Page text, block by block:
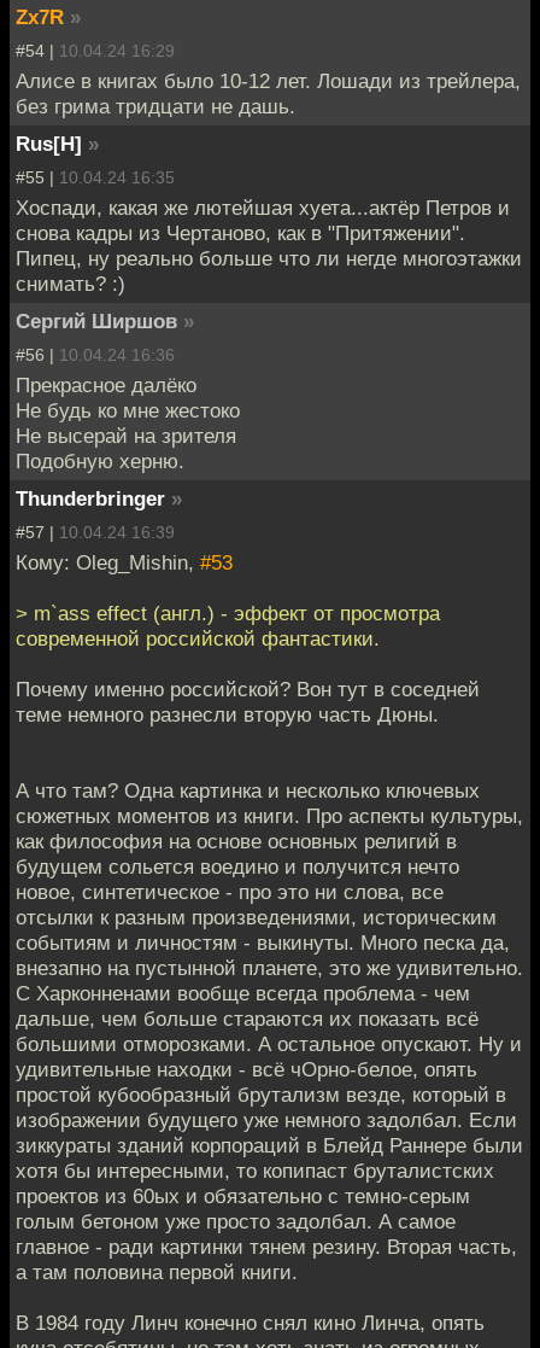
Zx7R »
#54 | 10.04.24 16:29
Алисе в книгах было 10-12 лет. Лошади из трейлера,
без грима тридцати не дашь.
Rus[H] »
#55 | 10.04.24 16:35
Хоспади, какая же лютейшая хуета...актёр Петров и
снова кадры из Чертаново, как в "Притяжении".
Пипец, ну реально больше что ли негде многоэтажки
снимать? :)
Сергий Ширшов »
#56 | 10.04.24 16:36
Прекрасное далёко
Не будь ко мне жестоко
Не высерай на зрителя
Подобную херню.
Thunderbringer »
#57 | 10.04.24 16:39
Кому: Oleg_Mishin, #53
> m`ass effect (англ.) - эффект от просмотра
современной российской фантастики.
Почему именно российской? Вон тут в соседней
теме немного разнесли вторую часть Дюны.
А что там? Одна картинка и несколько ключевых
сюжетных моментов из книги. Про аспекты культуры,
как философия на основе основных религий в
будущем сольется воедино и получится нечто
новое, синтетическое - про это ни слова, все
отсылки к разным произведениями, историческим
событиям и личностям - выкинуты. Много песка да,
внезапно на пустынной планете, это же удивительно.
С Харконненами вообще всегда проблема - чем
дальше, чем больше стараются их показать всё
большими отморозками. А остальное опускают. Ну и
удивительные находки - всё чOрно-белое, опять
простой кубообразный брутализм везде, который в
изображении будущего уже немного задолбал. Если
зиккураты зданий корпораций в Блейд Раннере были
хотя бы интересными, то копипаст бруталистских
проектов из 60ых и обязательно с темно-серым
голым бетоном уже просто задолбал. А самое
главное - ради картинки тянем резину. Вторая часть,
а там половина первой книги.
В 1984 году Линч конечно снял кино Линча, опять